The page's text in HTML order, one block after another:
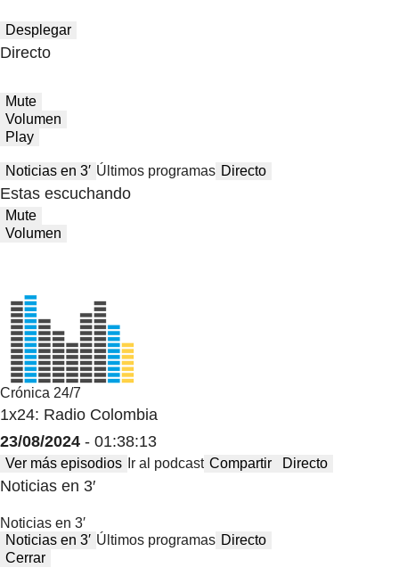
Desplegar
Directo
Mute
Volumen
Play
Noticias en 3′ Últimos programas Directo
Estas escuchando
Mute
Volumen
Crónica 24/7
1x24: Radio Colombia
23/08/2024 - 01:38:13
Ver más episodios Ir al podcast Compartir Directo
Noticias en 3′
Noticias en 3′
Noticias en 3′ Últimos programas Directo
Cerrar